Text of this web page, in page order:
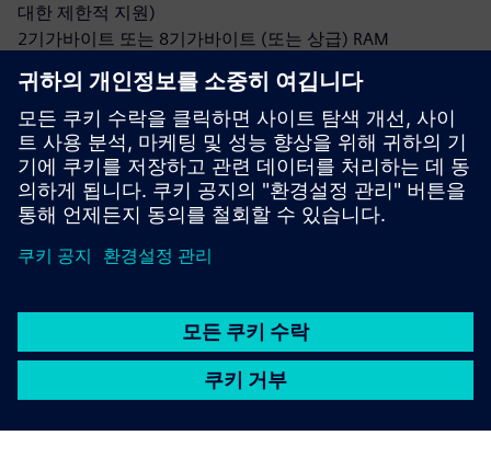
대한 제한적 지원)
2기가바이트 또는 8기가바이트 (또는 상급) RAM
™ RX 시리즈 호환
하드 디스크나 SSD에서 40GB를 사용할 수 있어요.
클라우드 기반 라이선스 관리에는 인터넷 연결이 필요해서
요.